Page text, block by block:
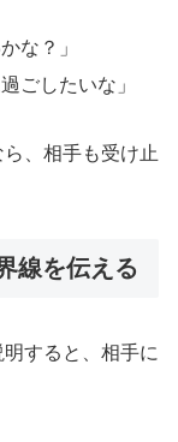
な？」
ごしたいな」
、相手も受け止
線を伝える
すると、相手に